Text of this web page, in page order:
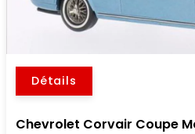
Détails
Chevrolet Corvair Coupe